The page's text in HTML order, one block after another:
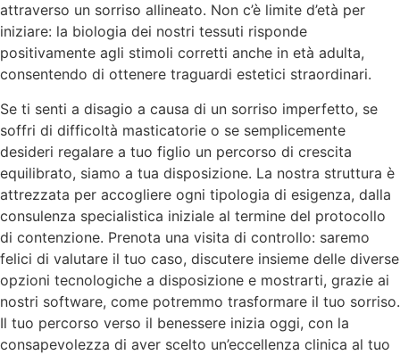
attraverso un sorriso allineato. Non c’è limite d’età per
iniziare: la biologia dei nostri tessuti risponde
positivamente agli stimoli corretti anche in età adulta,
consentendo di ottenere traguardi estetici straordinari.
Se ti senti a disagio a causa di un sorriso imperfetto, se
soffri di difficoltà masticatorie o se semplicemente
desideri regalare a tuo figlio un percorso di crescita
equilibrato, siamo a tua disposizione. La nostra struttura è
attrezzata per accogliere ogni tipologia di esigenza, dalla
consulenza specialistica iniziale al termine del protocollo
di contenzione. Prenota una visita di controllo: saremo
felici di valutare il tuo caso, discutere insieme delle diverse
opzioni tecnologiche a disposizione e mostrarti, grazie ai
nostri software, come potremmo trasformare il tuo sorriso.
Il tuo percorso verso il benessere inizia oggi, con la
consapevolezza di aver scelto un’eccellenza clinica al tuo